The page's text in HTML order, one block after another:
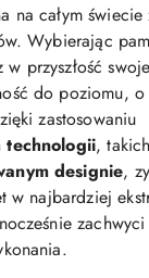
na całym świecie
Wybierając
w przyszłość
do poziomu, o
zastosowaniu
technologii,
designie,
w najbardziej